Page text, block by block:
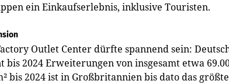
ein Einkaufserlebnis, inklusive Touristen.
Outlet Center dürfte spannend sein:
bis 2024 Erweiterungen von insgesamt etwa
bis 2024 ist in Großbritannien bis dato das